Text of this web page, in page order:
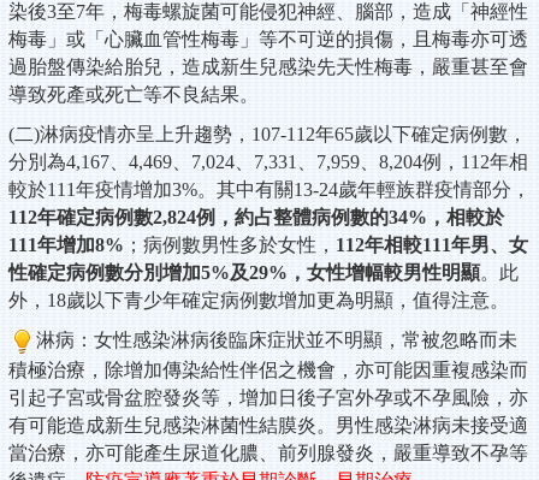
染後3至7年，梅毒螺旋菌可能侵犯神經、腦部，造成「神經性
梅毒」或「心臟血管性梅毒」等不可逆的損傷，且梅毒亦可透
過胎盤傳染給胎兒，造成新生兒感染先天性梅毒，嚴重甚至會
導致死產或死亡等不良結果。
(二)淋病疫情亦呈上升趨勢，107-112年65歲以下確定病例數，
分別為4,167、4,469、7,024、7,331、7,959、8,204例，112年相
較於111年疫情增加3%。其中有關13-24歲年輕族群疫情部分，
112年確定病例數2,824例，約占整體病例數的34%，相較於
111年增加8% ；病例數男性多於女性， 112年相較111年男、女
性確定病例數分別增加5%及29%，女性增幅較男性明顯。此
外，18歲以下青少年確定病例數增加更為明顯，值得注意。
淋病： 女性感染淋病後臨床症狀並不明顯，常被忽略而未
積極治療，除增加傳染給性伴侶之機會，亦可能因重複感染而
引起子宮或骨盆腔發炎等，增加日後子宮外孕或不孕風險，亦
有可能造成新生兒感染淋菌性結膜炎。男性感染淋病未接受適
當治療，亦可能產生尿道化膿、前列腺發炎，嚴重導致不孕等